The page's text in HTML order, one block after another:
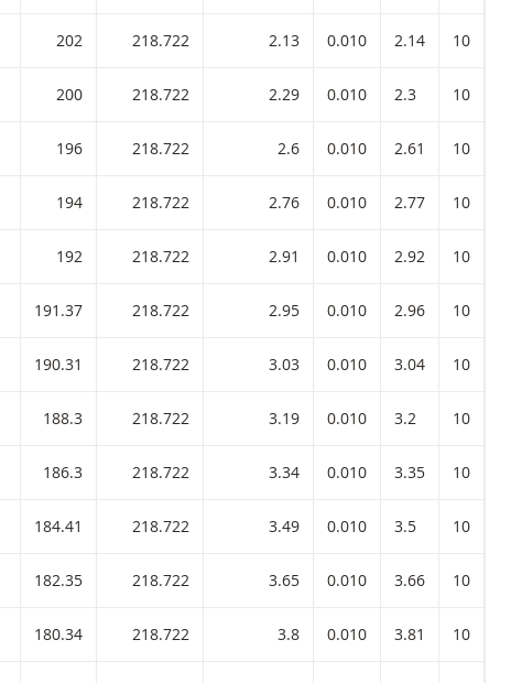
202 218.722 2.13 0.010 2.14 10
200 218.722 2.29 0.010 2.3 10
196 218.722 2.6 0.010 2.61 10
194 218.722 2.76 0.010 2.77 10
192 218.722 2.91 0.010 2.92 10
191.37 218.722 2.95 0.010 2.96 10
190.31 218.722 3.03 0.010 3.04 10
188.3 218.722 3.19 0.010 3.2 10
186.3 218.722 3.34 0.010 3.35 10
184.41 218.722 3.49 0.010 3.5 10
182.35 218.722 3.65 0.010 3.66 10
180.34 218.722 3.8 0.010 3.81 10